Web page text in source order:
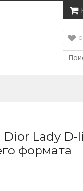
0
Lady D-
формата